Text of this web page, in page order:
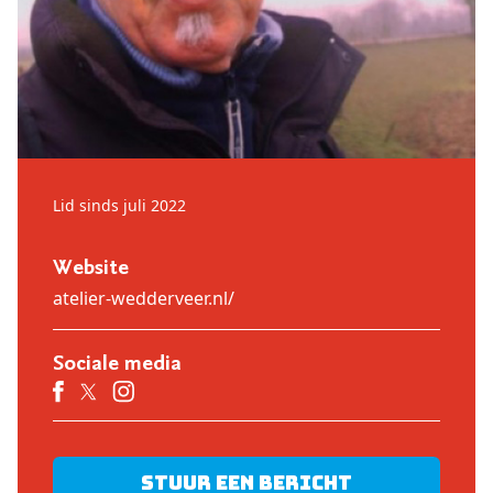
Lid sinds juli 2022
Website
atelier-wedderveer.nl/
Sociale media
Stuur een bericht